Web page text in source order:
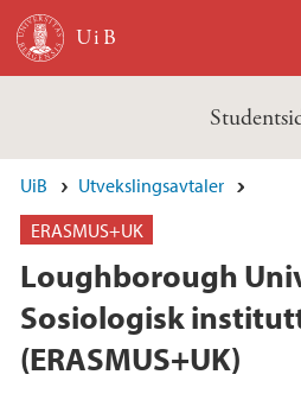
Hopp til hovedinnhold
UiB
Utvekslingsavtaler
ERASMUS+UK
Loughborough
Sosiologisk
(ERASMUS+UK)